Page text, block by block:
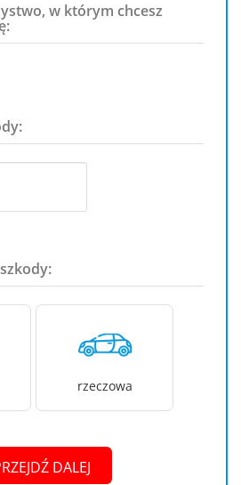
w którym chcesz
rzeczowa
DALEJ